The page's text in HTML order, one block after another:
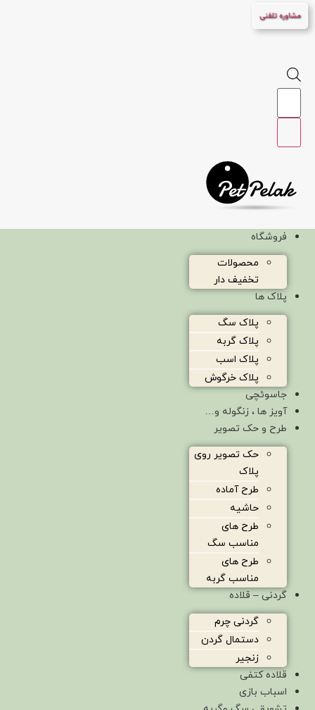
پرش
به
مشاوره تلفنی
Products
فروشگاه
محصولات
تخفیف دار
پلاک ها
پلاک سگ
پلاک گربه
پلاک اسب
پلاک خرگوش
جاسوئچی
آویز ها ، زنگوله و…
طرح و حک تصویر
حک تصویر روی
پلاک
طرح آماده
حاشیه
طرح های
مناسب سگ
طرح های
مناسب گربه
گردنی – قلاده
گردنی چرم
دستمال گردن
زنجیر
قلاده کتفی
اسباب بازی